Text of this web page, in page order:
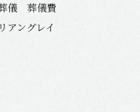
儀 葬儀費
ングレイ